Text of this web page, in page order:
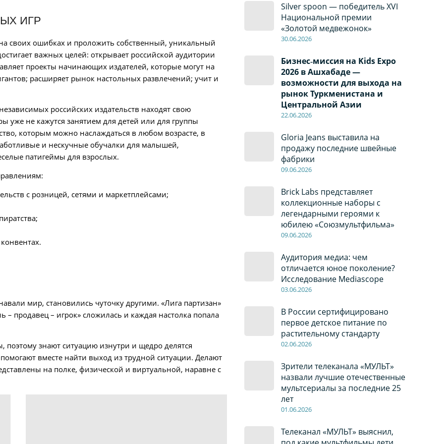
Silver spoon — победитель XVI
Национальной премии
«Золотой медвежонок»
30.06.2026
Бизнес‑миссия на Kids Expo
2026 в Ашхабаде —
возможности для выхода на
рынок Туркменистана и
Центральной Азии
22.06.2026
Gloria Jeans выставила на
продажу последние швейные
фабрики
09.06.2026
Brick Labs представляет
коллекционные наборы с
легендарными героями к
юбилею «Союзмультфильма»
09.06.2026
Аудитория медиа: чем
отличается юное поколение?
Исследование Mediascope
03.06.2026
В России сертифицировано
первое детское питание по
растительному стандарту
02.06.2026
Зрители телеканала «МУЛЬТ»
назвали лучшие отечественные
мультсериалы за последние 25
лет
01.06.2026
Телеканал «МУЛЬТ» выяснил,
ИГР
своих ошибках и проложить собственный, уникальный
важных целей: открывает российской аудитории
проекты начинающих издателей, которые могут на
расширяет рынок настольных развлечений; учит и
российских издательств находят свою
уже не кажутся занятием для детей или для группы
которым можно наслаждаться в любом возрасте, в
и нескучные обучалки для малышей,
патигеймы для взрослых.
с розницей, сетями и маркетплейсами;
мир, становились чуточку другими. «Лига партизан»
– продавец – игрок» сложилась и каждая настолка попала
поэтому знают ситуацию изнутри и щедро делятся
вместе найти выход из трудной ситуации. Делают
на полке, физической и виртуальной, наравне с